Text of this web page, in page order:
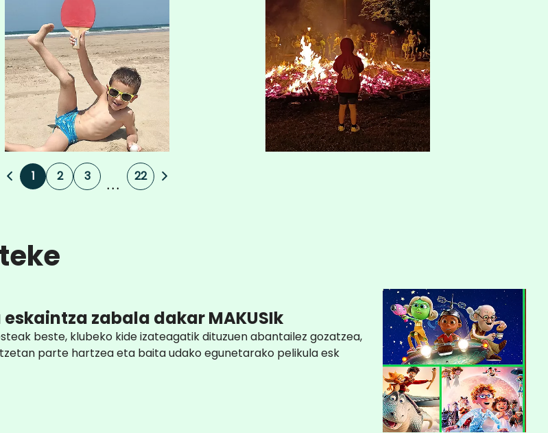
1 2 3
...
22
zabala dakar MAKUSIk
beste, klubeko kide izateagatik dituzuen abantailez gozatzea,
parte hartzea eta baita udako egunetarako pelikula esk